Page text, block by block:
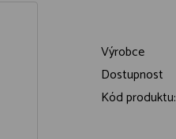
Výrobce
Dostupnost
Kód produktu: